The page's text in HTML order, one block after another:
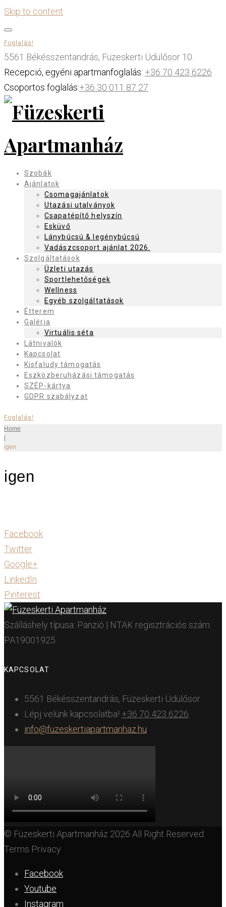
Skip to content
Foglalás!
5561 Békésszentandrás, Füzeskerti Üdülősor 10.
Recepció, egyéni apartmanfoglalás: +36 70 423 6226
Csoportos foglalás:+36 30 011 87 27
Szobák
Ajánlatok
Csomagajánlatok
Utazási utalványok
Csapatépítő helyszín
Esküvő
Lánybúcsú & legénybúcsú
Vadászcsoport ajánlat 2026.
Szolgáltatások
Üzleti utazás
Sportlehetőségek
Wellness
Egyéb szolgáltatások
Étterem
Galéria
Virtuális séta
Látnivalók
Kapcsolat
Kisfaludy támogatás
Eszközberuházási támogatás
SZÉP-kártya
GDPR szabályzat
Foglalás!
Home
igen
igen
Facebook
Twitter
Google+
LinkedIn
Pinterest
Szálláshely típusa: Panzió | NTAK regisztrációs szám:
PA19001925
KAPCSOLAT
5561 Békésszentandrás, Füzeskerti Üdülősor
Lépj velünk kapcsolatba! +36 70 423 6226
info@fuzeskertiapartmanhaz.hu
© Füzeskerti Apartmanház 2026 All Right Reserved.
Terms Privacy
Facebook
Youtube
Instagram